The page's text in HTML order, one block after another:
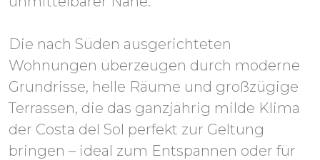
Die nach Süden ausgerichteten
Wohnungen überzeugen durch moderne
Grundrisse, helle Räume und großzügige
Terrassen, die das ganzjährig milde Klima
der Costa del Sol perfekt zur Geltung
bringen – ideal zum Entspannen oder für